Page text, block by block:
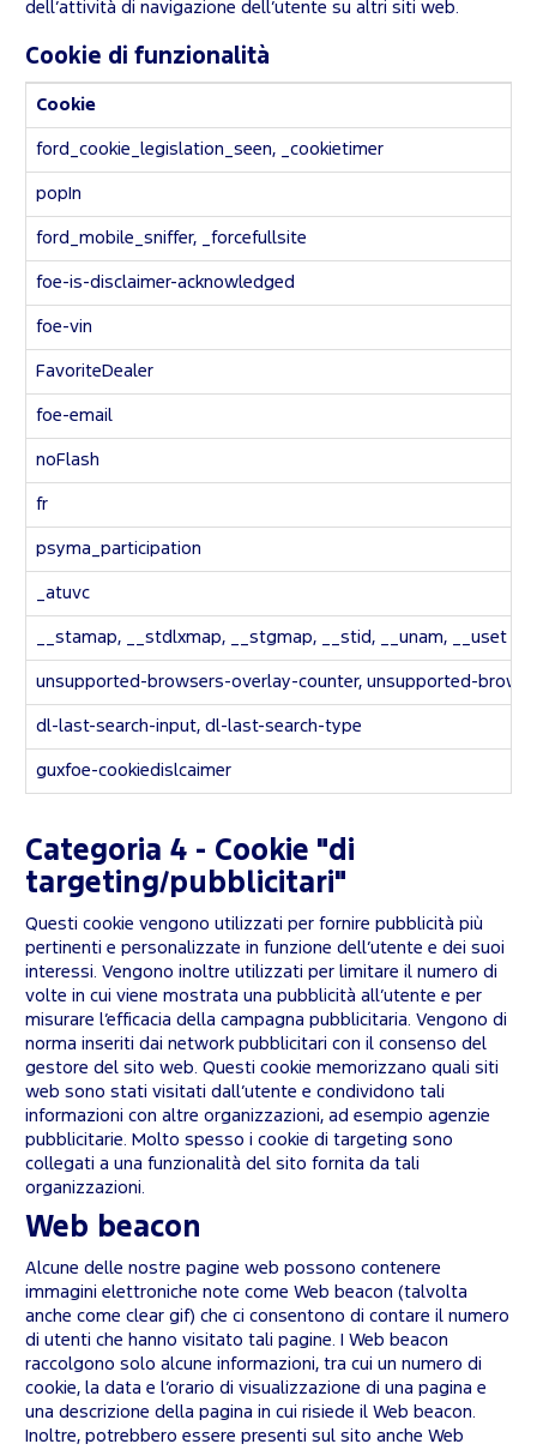
dell’attività di navigazione dell’utente su altri siti web.
Cookie di funzionalità
Cookie
ford_cookie_legislation_seen, _cookietimer
popIn
ford_mobile_sniffer, _forcefullsite
foe-is-disclaimer-acknowledged
foe-vin
FavoriteDealer
foe-email
noFlash
fr
psyma_participation
_atuvc
__stamap, __stdlxmap, __stgmap, __stid, __unam, __uset
unsupported-browsers-overlay-counter, unsupported-
dl-last-search-input, dl-last-search-type
guxfoe-cookiedislcaimer
Categoria 4 - Cookie "di
targeting/pubblicitari"
Questi cookie vengono utilizzati per fornire pubblicità più
pertinenti e personalizzate in funzione dell’utente e dei suoi
interessi. Vengono inoltre utilizzati per limitare il numero di
volte in cui viene mostrata una pubblicità all’utente e per
misurare l’efficacia della campagna pubblicitaria. Vengono di
norma inseriti dai network pubblicitari con il consenso del
gestore del sito web. Questi cookie memorizzano quali siti
web sono stati visitati dall’utente e condividono tali
informazioni con altre organizzazioni, ad esempio agenzie
pubblicitarie. Molto spesso i cookie di targeting sono
collegati a una funzionalità del sito fornita da tali
organizzazioni.
Web beacon
Alcune delle nostre pagine web possono contenere
immagini elettroniche note come Web beacon (talvolta
anche come clear gif) che ci consentono di contare il numero
di utenti che hanno visitato tali pagine. I Web beacon
raccolgono solo alcune informazioni, tra cui un numero di
cookie, la data e l’orario di visualizzazione di una pagina e
una descrizione della pagina in cui risiede il Web beacon.
Inoltre, potrebbero essere presenti sul sito anche Web